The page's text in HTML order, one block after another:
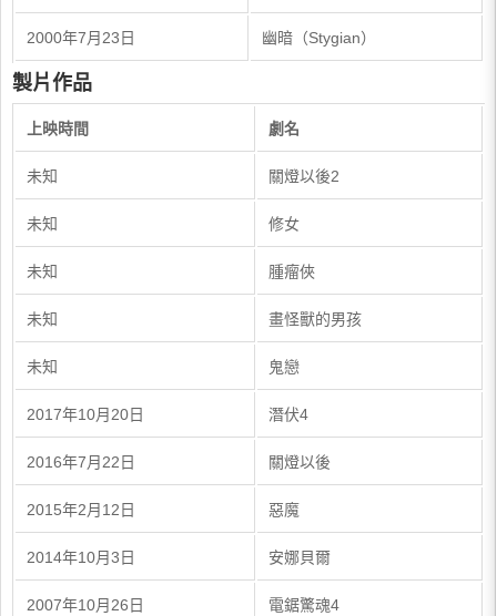
2000年7月23日 幽暗（Stygian）
製片作品
上映時間 劇名
未知 關燈以後2
未知 修女
未知 腫瘤俠
未知 畫怪獸的男孩
未知 鬼戀
2017年10月20日 潛伏4
2016年7月22日 關燈以後
2015年2月12日 惡魔
2014年10月3日 安娜貝爾
2007年10月26日 電鋸驚魂4